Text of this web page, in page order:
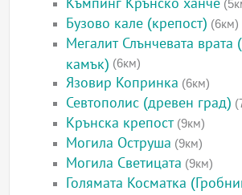
Къмпинг Крънско ханче
Бузово кале (крепост) (6км)
Мегалит Слънчевата
камък) (6км)
Язовир Копринка (6км)
Севтополис (древен град)
Крънска крепост(9км)
Могила Оструша (9км)
Могила Светицата (9км)
Голямата Косматка